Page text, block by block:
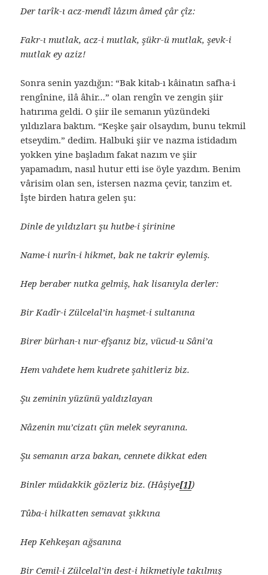
Der tarîk-ı acz-mendî lâzım âmed çâr çîz:
Fakr-ı mutlak, acz-i mutlak, şükr-ü mutlak, şevk-i
mutlak ey aziz!
Sonra senin yazdığın: “Bak kitab-ı kâinatın safha-i
rengînine, ilâ âhir…” olan rengîn ve zengin şiir
hatırıma geldi. O şiir ile semanın yüzündeki
yıldızlara baktım. “Keşke şair olsaydım, bunu tekmil
etseydim.” dedim. Halbuki şiir ve nazma istidadım
yokken yine başladım fakat nazım ve şiir
yapamadım, nasıl hutur etti ise öyle yazdım. Benim
vârisim olan sen, istersen nazma çevir, tanzim et.
İşte birden hatıra gelen şu:
Dinle de yıldızları şu hutbe-i şirinine
Name-i nurîn-i hikmet, bak ne takrir eylemiş.
Hep beraber nutka gelmiş, hak lisanıyla derler:
Bir Kadîr-i Zülcelal’in haşmet-i sultanına
Birer bürhan-ı nur-efşanız biz, vücud-u Sâni’a
Hem vahdete hem kudrete şahitleriz biz.
Şu zeminin yüzünü yaldızlayan
Nâzenin mu’cizatı çün melek seyranına.
Şu semanın arza bakan, cennete dikkat eden
Binler müdakkik gözleriz biz. (Hâşiye[1])
Tûba-i hilkatten semavat şıkkına
Hep Kehkeşan ağsanına
Bir Cemil-i Zülcelal’in dest-i hikmetiyle takılmış